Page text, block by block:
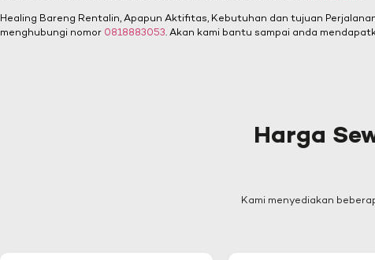
Healing Bareng Rentalin, Apapun Aktifitas, Kebutuhan dan tujuan
menghubungi nomor 0818883053. Akan kami bantu sampai anda
Harga
Kami menyediakan